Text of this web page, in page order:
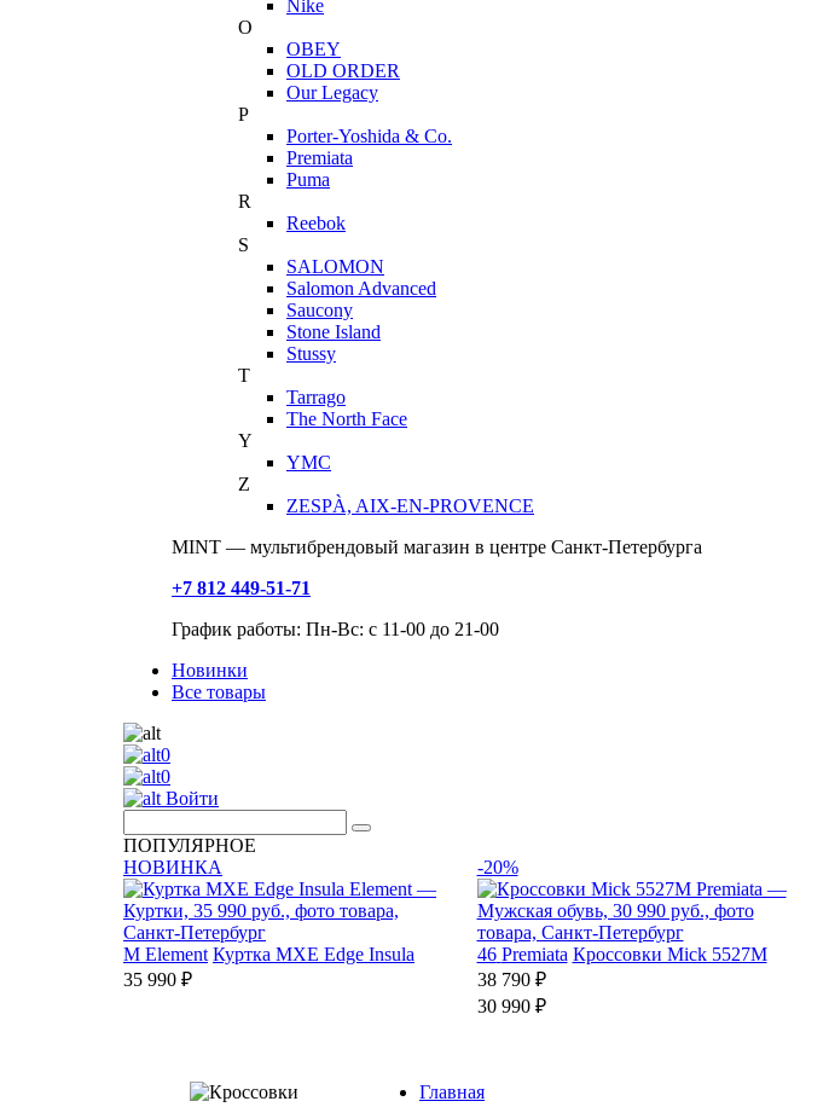
Nike
O
OBEY
OLD ORDER
Our Legacy
P
Porter-Yoshida & Co.
Premiata
Puma
R
Reebok
S
SALOMON
Salomon Advanced
Saucony
Stone Island
Stussy
T
Tarrago
The North Face
Y
YMC
Z
ZESPÀ, AIX-EN-PROVENCE
MINT — мультибрендовый магазин в центре Санкт-Петербурга
+7 812 449-51-71
График работы: Пн-Вс: с 11-00 до 21-00
Новинки
Все товары
0
0
Войти
ПОПУЛЯРНОЕ
НОВИНКА
M Element Куртка MXE Edge Insula
35 990 ₽
-20%
46 Premiata Кроссовки Mick 5527M
38 790 ₽
30 990 ₽
Главная